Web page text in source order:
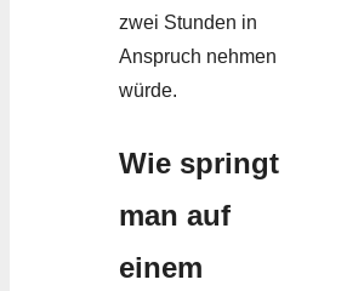
zwei Stunden in
Anspruch nehmen
würde.
Wie springt
man auf
einem